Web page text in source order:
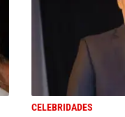
CELEBRIDADES